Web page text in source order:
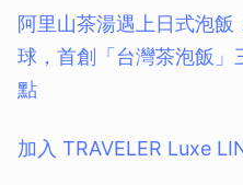
阿里山茶湯遇上日式泡
球，首創「台灣茶泡飯
點
加入 TRAVELER Luxe